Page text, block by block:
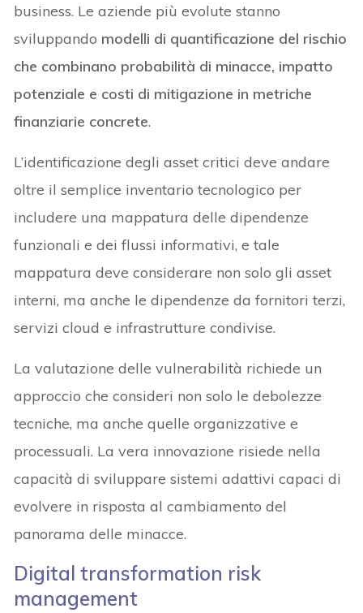
business. Le aziende più evolute stanno
sviluppando modelli di quantificazione del rischio
che combinano probabilità di minacce, impatto
potenziale e costi di mitigazione in metriche
finanziarie concrete.
L’identificazione degli asset critici deve andare
oltre il semplice inventario tecnologico per
includere una mappatura delle dipendenze
funzionali e dei flussi informativi, e tale
mappatura deve considerare non solo gli asset
interni, ma anche le dipendenze da fornitori terzi,
servizi cloud e infrastrutture condivise.
La valutazione delle vulnerabilità richiede un
approccio che consideri non solo le debolezze
tecniche, ma anche quelle organizzative e
processuali. La vera innovazione risiede nella
capacità di sviluppare sistemi adattivi capaci di
evolvere in risposta al cambiamento del
panorama delle minacce.
Digital transformation risk
management